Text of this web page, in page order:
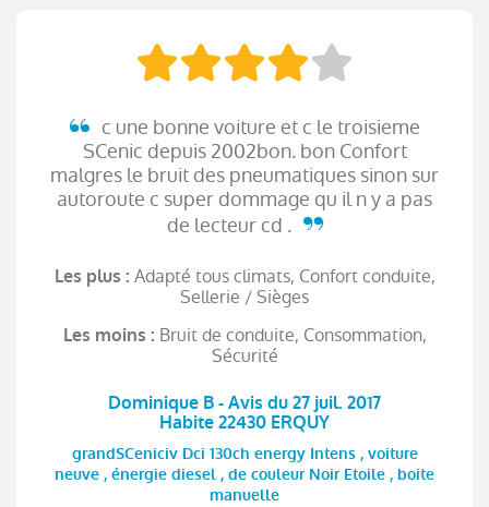
c une bonne voiture et c le troisieme
SCenic depuis 2002bon. bon Confort
malgres le bruit des pneumatiques sinon sur
autoroute c super dommage qu il n y a pas
de lecteur cd .
Les plus : Adapté tous climats, Confort conduite,
Sellerie / Sièges
Les moins : Bruit de conduite, Consommation,
Sécurité
Dominique B - Avis du 27 juil. 2017
Habite 22430 ERQUY
grandSCeniciv Dci 130ch energy Intens , voiture
neuve , énergie diesel , de couleur Noir Etoile , boite
manuelle